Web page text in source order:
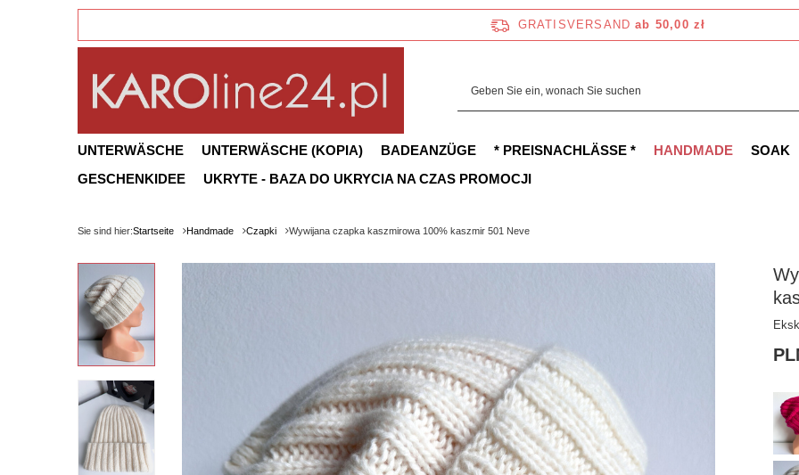
GRATISVERSAND ab 50,00 zł
UNTERWÄSCHE UNTERWÄSCHE (KOPIA) BADEANZÜGE * PREISNACHLÄSSE * HANDMADE SOAK
GESCHENKIDEE
UKRYTE - BAZA DO UKRYCIA NA CZAS PROMOCJI
Sie sind hier:Startseite Handmade Czapki Wywijana czapka kaszmirowa 100% kaszmir 501 Neve